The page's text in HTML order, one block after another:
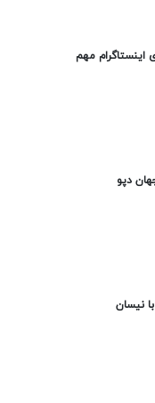
مهم
دپو
نیسان